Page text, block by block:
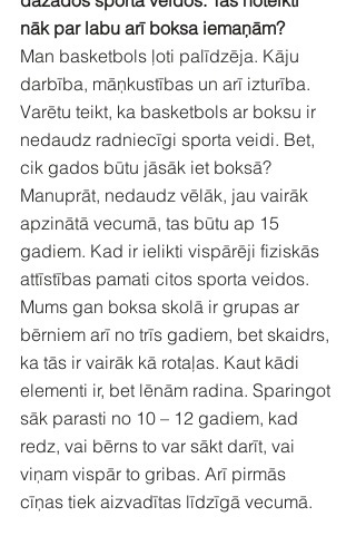
nāk par labu arī boksa iemaņām?
Man basketbols ļoti palīdzēja. Kāju
darbība, māņkustības un arī izturība.
Varētu teikt, ka basketbols ar boksu ir
nedaudz radniecīgi sporta veidi. Bet,
cik gados būtu jāsāk iet boksā?
Manuprāt, nedaudz vēlāk, jau vairāk
apzinātā vecumā, tas būtu ap 15
gadiem. Kad ir ielikti vispārēji fiziskās
attīstības pamati citos sporta veidos.
Mums gan boksa skolā ir grupas ar
bērniem arī no trīs gadiem, bet skaidrs,
ka tās ir vairāk kā rotaļas. Kaut kādi
elementi ir, bet lēnām radina. Sparingot
sāk parasti no 10 – 12 gadiem, kad
redz, vai bērns to var sākt darīt, vai
viņam vispār to gribas. Arī pirmās
cīņas tiek aizvadītas līdzīgā vecumā.